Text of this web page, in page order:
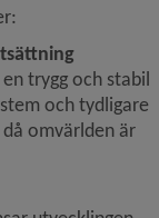
trygg och stabil
och tydligare
omvärlden är